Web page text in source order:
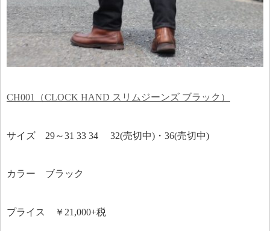
CH001（CLOCK HAND スリムジーンズ ブラック）
サイズ 29～31 33 34 32(売切中)・36(売切中)
カラー ブラック
プライス ￥21,000+税